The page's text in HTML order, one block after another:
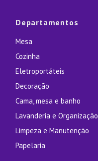
Departamentos
Mesa
Cozinha
Eletroportáteis
Decoração
Cama, mesa e banho
Lavanderia e Organização
Limpeza e Manutenção
Papelaria